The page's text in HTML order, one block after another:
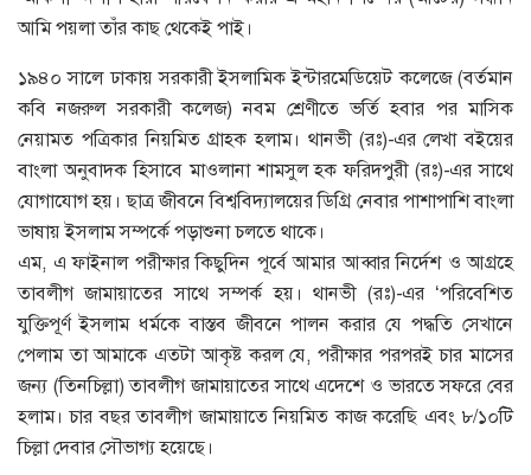
আমি পয়লা তাঁর কাছ থেকেই পাই।
১৯৪০ সালে ঢাকায় সরকারী ইসলামিক ইন্টারমেডিয়েট কলেজে (বর্তমান
কবি নজরুল সরকারী কলেজ) নবম শ্রেণীতে ভর্তি হবার পর মাসিক
নেয়ামত পত্রিকার নিয়মিত গ্রাহক হলাম। থানভী (রঃ)-এর লেখা বইয়ের
বাংলা অনুবাদক হিসাবে মাওলানা শামসুল হক ফরিদপুরী (রঃ)-এর সাথে
যোগাযোগ হয়। ছাত্র জীবনে বিশ্ববিদ্যালয়ের ডিগ্রি নেবার পাশাপাশি বাংলা
ভাষায় ইসলাম সম্পর্কে পড়াশুনা চলতে থাকে।
এম, এ ফাইনাল পরীক্ষার কিছুদিন পূর্বে আমার আব্বার নির্দেশ ও আগ্রহে
তাবলীগ জামায়াতের সাথে সম্পর্ক হয়। থানভী (রঃ)-এর ‘পরিবেশিত
যুক্তিপূর্ণ ইসলাম ধর্মকে বাস্তব জীবনে পালন করার যে পদ্ধতি সেখানে
পেলাম তা আমাকে এতটা আকৃষ্ট করল যে, পরীক্ষার পরপরই চার মাসের
জন্য (তিনচিল্লা) তাবলীগ জামায়াতের সাথে এদেশে ও ভারতে সফরে বের
হলাম। চার বছর তাবলীগ জামায়াতে নিয়মিত কাজ করেছি এবং ৮/১০টি
চিল্লা দেবার সৌভাগ্য হয়েছে।